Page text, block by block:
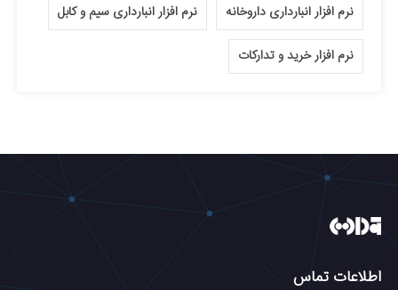
نرم افزار انبارداری داروخانه نرم افزار انبارداری سیم و کابل
نرم افزار خرید و تدارکات
اطلاعات تماس